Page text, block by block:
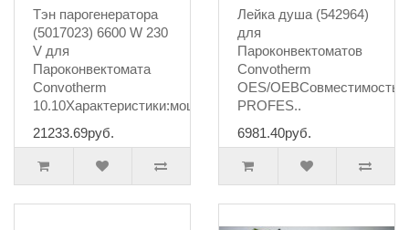
Тэн парогенератора
(5017023) 6600 W 230
V для
Пароконвектомата
Convotherm
10.10Характеристики:мощнос..
21233.69руб.
Лейка душа (542964)
для
Пароконвектоматов
Convotherm
OES/
PROFES..
6981.40руб.